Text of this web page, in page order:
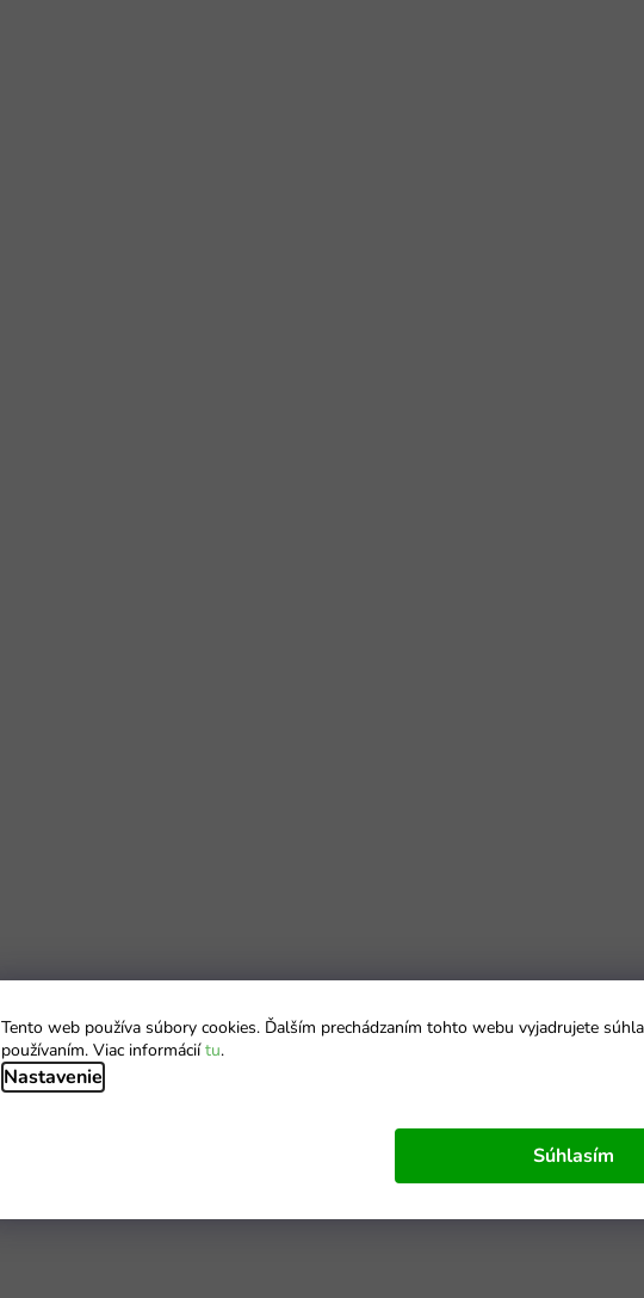
Tento web používa súbory cookies. Ďalším prechádzaním tohto webu vyjadrujete
používaním. Viac informáciítu.
Nastavenie
Súhlasím